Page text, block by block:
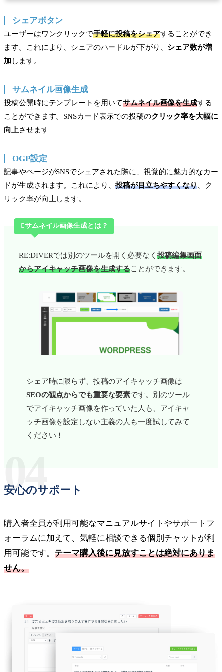
シェアボタン
ユーザーはワンクリックで手軽に投稿をシェアすることができ
ます。これにより、シェアのハードルが下がり、 シェア数が増
加 します。
サムネイル画像生成
投稿公開時にテンプレートを用いてサムネイル画像を生成する
ことができます。SNSカード表示での投稿のクリック率を大幅に
向上させます
OGP設定
記事やページがSNSでシェアされた際に、視覚的に魅力的なカー
ドが生成されます。これにより、 投稿が目立ちやすくなり 、ク
リック率が向上します。
サムネイル画像生成とは？
RE:DIVERでは別のツールを開く必要なく 投稿編集画面
からアイキャッチ画像を生成することができます。
シェア時に限らず、投稿のアイキャッチ画像は
SEOの観点からでも重要な要素です。別のツール
でアイキャッチ画像を作っていた人も、アイキャ
ッチ画像を設定しない主義の人も一度試してみて
ください！
04
安心のサポート
購入者全員が利用可能なマニュアルサイトやサポートフ
ォーラムに加えて、気軽に相談できる個別チャットが利
用可能です。 テーマ購入後に見放すことは絶対にありま
せん。